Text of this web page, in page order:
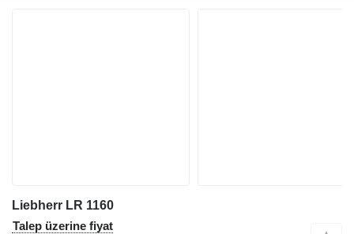
Liebherr LR 1160
Talep üzerine fiyat